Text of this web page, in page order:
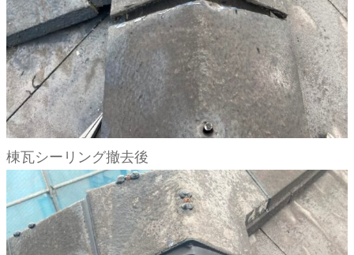
棟瓦シーリング撤去後